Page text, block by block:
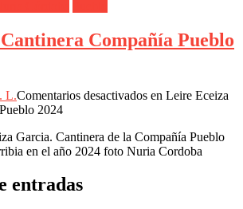
Compañía Pueblo
L.Comentarios desactivados en Leire Eceiza
2024
Garcia. Cantinera de la Compañía Pueblo
en el año 2024 foto Nuria Cordoba
entradas